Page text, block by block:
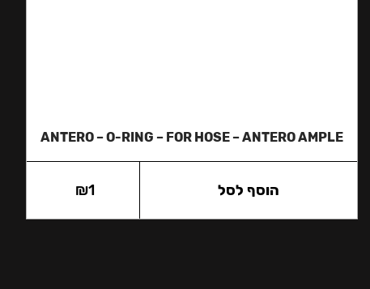
ANTERO – O-RING – FOR HOSE – ANTERO AMPLE
₪1 הוסף לסל